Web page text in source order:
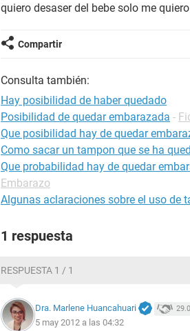
quiero desaser del bebe solo me
Compartir
Consulta también:
Hay posibilidad de haber quedado
Posibilidad de quedar embarazada -
Que posibilidad hay de quedar
Como sacar un tampon que se ha
Que probabilidad hay de quedar
Embarazo
Algunas aclaraciones sobre el uso de
1 respuesta
RESPUESTA 1 / 1
Dra. Marlene Huancahuari
5 may 2012 a las 04:32